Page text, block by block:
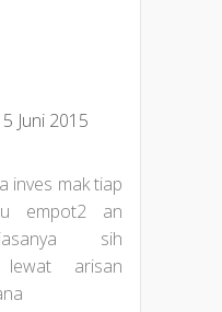
Juni 2015
inves mak tiap
empot2 an
sih
lewat arisan